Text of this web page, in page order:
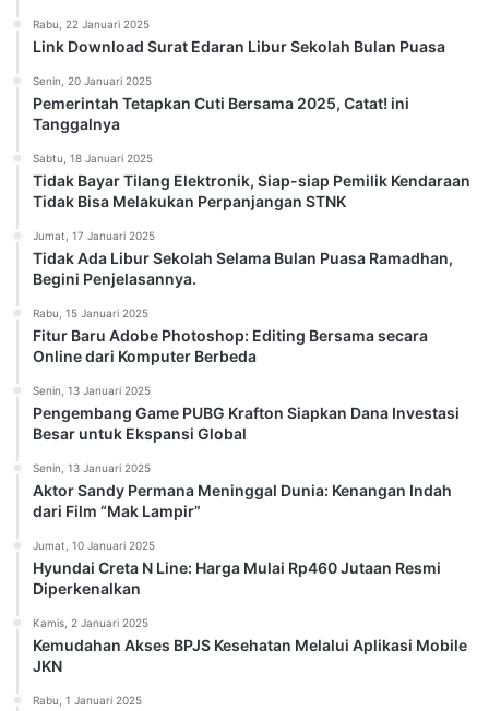
Rabu, 22 Januari 2025
Link Download Surat Edaran Libur Sekolah Bulan Puasa
Senin, 20 Januari 2025
Pemerintah Tetapkan Cuti Bersama 2025, Catat! ini
Tanggalnya
Sabtu, 18 Januari 2025
Tidak Bayar Tilang Elektronik, Siap-siap Pemilik Kendaraan
Tidak Bisa Melakukan Perpanjangan STNK
Jumat, 17 Januari 2025
Tidak Ada Libur Sekolah Selama Bulan Puasa Ramadhan,
Begini Penjelasannya.
Rabu, 15 Januari 2025
Fitur Baru Adobe Photoshop: Editing Bersama secara
Online dari Komputer Berbeda
Senin, 13 Januari 2025
Pengembang Game PUBG Krafton Siapkan Dana Investasi
Besar untuk Ekspansi Global
Senin, 13 Januari 2025
Aktor Sandy Permana Meninggal Dunia: Kenangan Indah
dari Film “Mak Lampir”
Jumat, 10 Januari 2025
Hyundai Creta N Line: Harga Mulai Rp460 Jutaan Resmi
Diperkenalkan
Kamis, 2 Januari 2025
Kemudahan Akses BPJS Kesehatan Melalui Aplikasi Mobile
JKN
Rabu, 1 Januari 2025